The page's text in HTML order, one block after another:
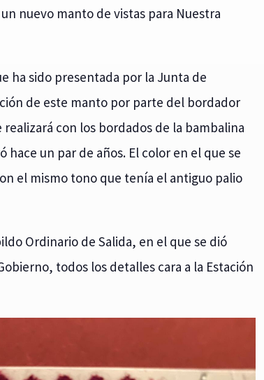
nuevo manto de vistas para Nuestra
ha sido presentada por la Junta de
de este manto por parte del bordador
con los bordados de la bambalina
un par de años. El color en el que se
el mismo tono que tenía el antiguo palio
Ordinario de Salida, en el que se dió
todos los detalles cara a la Estación